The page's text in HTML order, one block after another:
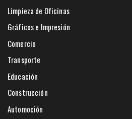
Limpieza de Oficinas
Gráficos e Impresión
Comercio
Transporte
Educación
Construcción
Automoción